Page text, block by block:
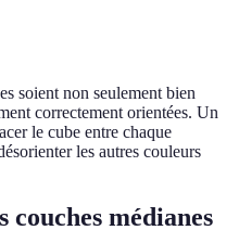
soient non seulement bien
correctement orientées. Un
le cube entre chaque
les autres couleurs
couches médianes